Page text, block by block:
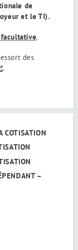
de
et le TI).
facultative.
des
.
COTISATION
–